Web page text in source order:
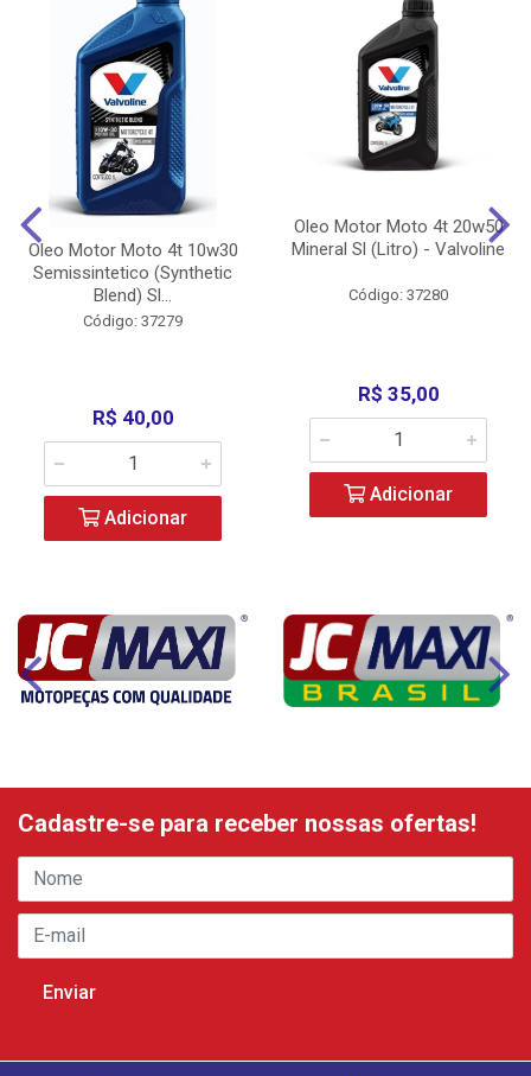
Oleo Motor Moto 4t 10w30
Semissintetico (Synthetic
Blend) Sl...
Código: 37279
R$ 40,00
Adicionar
Oleo Motor Moto 4t 20w50
Mineral Sl (Litro) - Valvoline
Código: 37280
R$ 35,00
Adicionar
Cadastre-se para receber nossas ofertas!